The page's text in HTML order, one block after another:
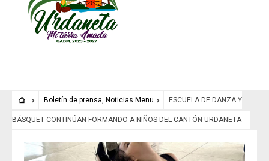
Boletín de prensa, Noticias Menu ESCUELA DE DANZA Y
BÁSQUET CONTINÚAN FORMANDO A NIÑOS DEL CANTÓN URDANETA